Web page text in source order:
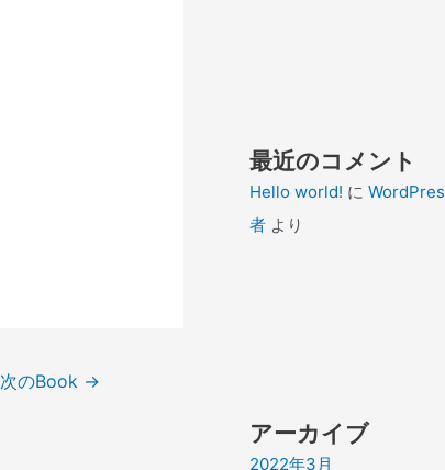
次のBook →
最近のコメント
Hello world! に
者 より
アーカイブ
2022年3月